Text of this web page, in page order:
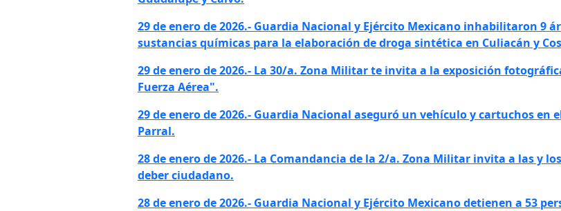
29 de enero de 2026.- Guardia Nacional y Ejército Mexicano inhabilitaron 9
sustancias químicas para la elaboración de droga sintética en Culiacán y
29 de enero de 2026.- La 30/a. Zona Militar te invita a la exposición
Fuerza Aérea".
29 de enero de 2026.- Guardia Nacional aseguró un vehículo y cartuchos en
Parral.
28 de enero de 2026.- La Comandancia de la 2/a. Zona Militar invita a las y
deber ciudadano.
28 de enero de 2026.- Guardia Nacional y Ejército Mexicano detienen a 53